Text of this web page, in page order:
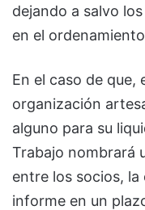
dejando a salvo
en el
En el caso de que,
organización
alguno para su
Trabajo nombrará
entre los socios,
informe en un